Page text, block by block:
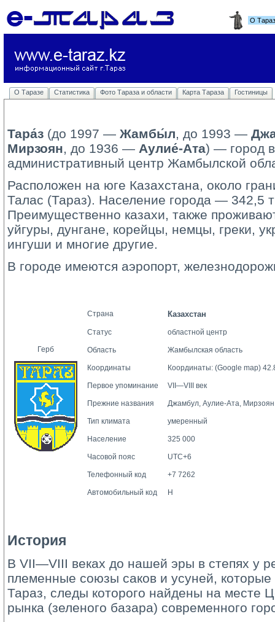
О
О Таразе Статистика Фото Тараза и области Карта Тараза Гостиницы
Тара́з (до 1997 — Жамбы́л, до 1993 —
Мирзоян, до 1936 — Аулие́-Ата) — город
административный центр Жамбылской
Расположен на юге Казахстана, около
Талас (Тараз). Население города — 342,5
Преимущественно казахи, также
уйгуры, дунгане, корейцы, немцы, греки,
ингуши и многие другие.
В городе имеются аэропорт,
Герб
Страна Казахстан
Статус областной центр
Область Жамбылская область
Координаты Координаты: (Google map)
Первое упоминание VII—VIII век
Прежние названия Джамбул, Аулие-Ата, Мирзоян
Тип климата умеренный
Население 325 000
Часовой пояс UTC+6
Телефонный код +7 7262
Автомобильный код H
История
В VII—VIII веках до нашей эры в степях у
племенные союзы саков и усуней,
Тараз, следы которого найдены на месте
рынка (зеленого базара) современного